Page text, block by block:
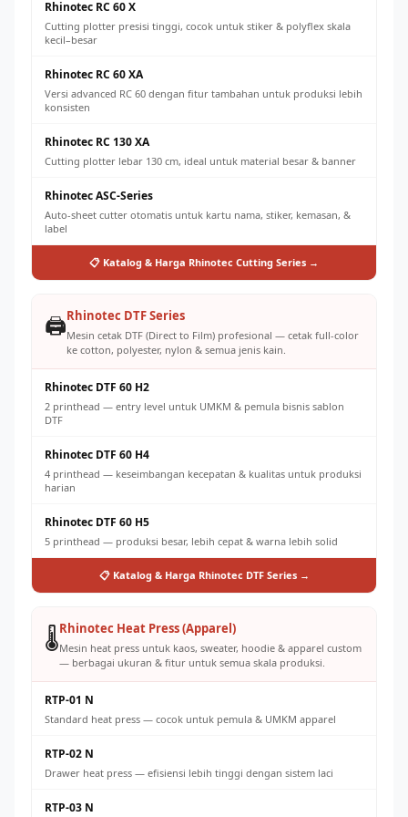
Rhinotec RC 60 X
Cutting plotter presisi tinggi, cocok untuk stiker & polyflex skala
kecil–besar
Rhinotec RC 60 XA
Versi advanced RC 60 dengan fitur tambahan untuk produksi lebih
konsisten
Rhinotec RC 130 XA
Cutting plotter lebar 130 cm, ideal untuk material besar & banner
Rhinotec ASC-Series
Auto-sheet cutter otomatis untuk kartu nama, stiker, kemasan, &
label
📋 Katalog & Harga Rhinotec Cutting Series →
🖨️Rhinotec DTF Series
Mesin cetak DTF (Direct to Film) profesional — cetak full-color
ke cotton, polyester, nylon & semua jenis kain.
Rhinotec DTF 60 H2
2 printhead — entry level untuk UMKM & pemula bisnis sablon
DTF
Rhinotec DTF 60 H4
4 printhead — keseimbangan kecepatan & kualitas untuk produksi
harian
Rhinotec DTF 60 H5
5 printhead — produksi besar, lebih cepat & warna lebih solid
📋 Katalog & Harga Rhinotec DTF Series →
🌡️Rhinotec Heat Press (Apparel)
Mesin heat press untuk kaos, sweater, hoodie & apparel custom
— berbagai ukuran & fitur untuk semua skala produksi.
RTP-01 N
Standard heat press — cocok untuk pemula & UMKM apparel
RTP-02 N
Drawer heat press — efisiensi lebih tinggi dengan sistem laci
RTP-03 N